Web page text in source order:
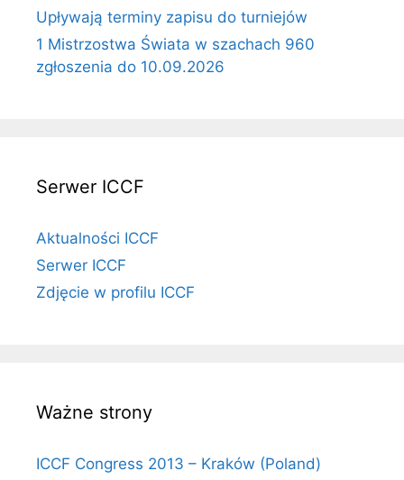
Upływają terminy zapisu do turniejów
1 Mistrzostwa Świata w szachach 960
zgłoszenia do 10.09.2026
Serwer ICCF
Aktualności ICCF
Serwer ICCF
Zdjęcie w profilu ICCF
Ważne strony
ICCF Congress 2013 – Kraków (Poland)